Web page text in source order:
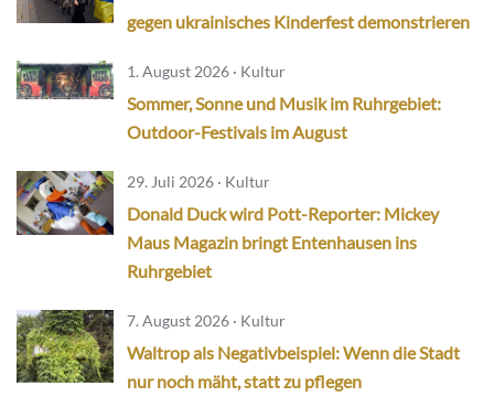
gegen ukrainisches Kinderfest demonstrieren
1. August 2026 · Kultur
Sommer, Sonne und Musik im Ruhrgebiet:
Outdoor-Festivals im August
29. Juli 2026 · Kultur
Donald Duck wird Pott-Reporter: Mickey
Maus Magazin bringt Entenhausen ins
Ruhrgebiet
7. August 2026 · Kultur
Waltrop als Negativbeispiel: Wenn die Stadt
nur noch mäht, statt zu pflegen